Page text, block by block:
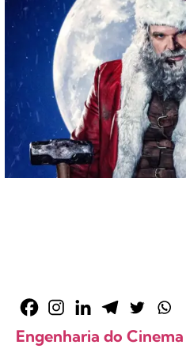
Engenharia do Cinema